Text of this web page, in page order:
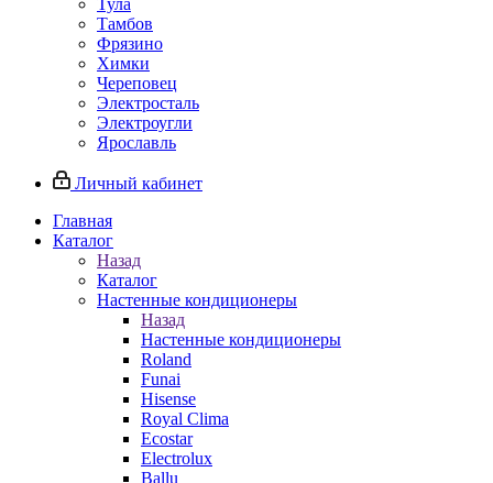
Тула
Тамбов
Фрязино
Химки
Череповец
Электросталь
Электроугли
Ярославль
Личный кабинет
Главная
Каталог
Назад
Каталог
Настенные кондиционеры
Назад
Настенные кондиционеры
Roland
Funai
Hisense
Royal Clima
Ecostar
Electrolux
Ballu